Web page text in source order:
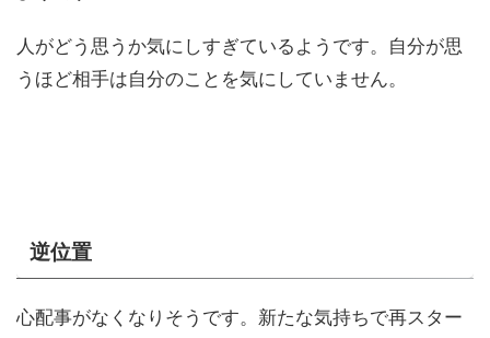
人がどう思うか気にしすぎているようです。自分が思
うほど相手は自分のことを気にしていません。
逆位置
心配事がなくなりそうです。新たな気持ちで再スター